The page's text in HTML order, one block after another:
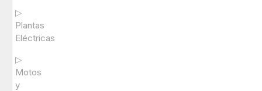
▷
Plantas
Eléctricas
▷
Motos
y